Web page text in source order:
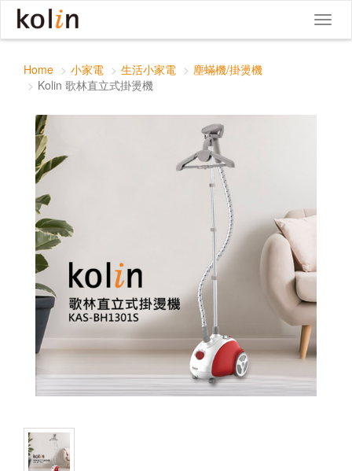
Kolin 歌林直立式掛燙機
Toggle
Home 小家電 生活小家電
塵蟎機/掛燙機
Kolin 歌林直立式掛燙機